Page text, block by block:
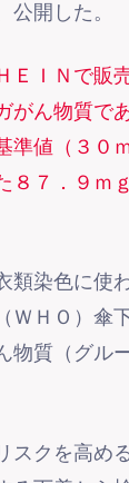
公開した。
ＥＩＮで販
がん物質で
準値（３０
８７．９ｍ
類染色に使
ＷＨＯ）傘
物質（グル
スクを高め